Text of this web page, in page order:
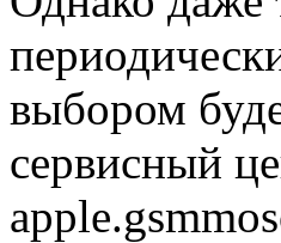
выбором
сервисный